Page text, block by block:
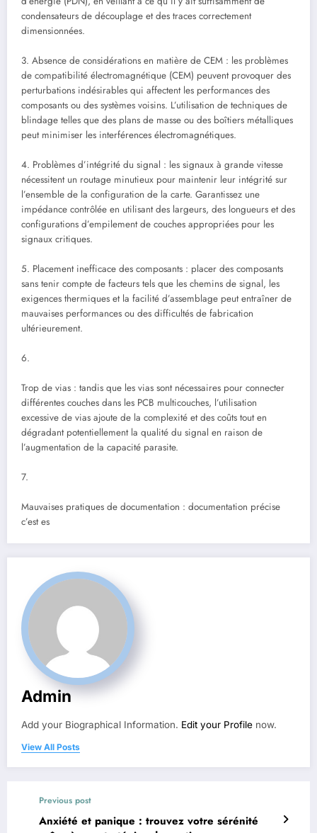
condensateurs de découplage et des traces correctement
dimensionnées.
3. Absence de considérations en matière de CEM : les problèmes
de compatibilité électromagnétique (CEM) peuvent provoquer des
perturbations indésirables qui affectent les performances des
composants ou des systèmes voisins. L’utilisation de techniques de
blindage telles que des plans de masse ou des boîtiers métalliques
peut minimiser les interférences électromagnétiques.
4. Problèmes d’intégrité du signal : les signaux à grande vitesse
nécessitent un routage minutieux pour maintenir leur intégrité sur
l’ensemble de la configuration de la carte. Garantissez une
impédance contrôlée en utilisant des largeurs, des longueurs et des
configurations d’empilement de couches appropriées pour les
signaux critiques.
5. Placement inefficace des composants : placer des composants
sans tenir compte de facteurs tels que les chemins de signal, les
exigences thermiques et la facilité d’assemblage peut entraîner de
mauvaises performances ou des difficultés de fabrication
ultérieurement.
6.
Trop de vias : tandis que les vias sont nécessaires pour connecter
différentes couches dans les PCB multicouches, l’utilisation
excessive de vias ajoute de la complexité et des coûts tout en
dégradant potentiellement la qualité du signal en raison de
l’augmentation de la capacité parasite.
7.
Mauvaises pratiques de documentation : documentation précise
c’est es
Admin
Add your Biographical Information. Edit your Profile now.
View All Posts
Previous post
Anxiété et panique : trouvez votre sérénité